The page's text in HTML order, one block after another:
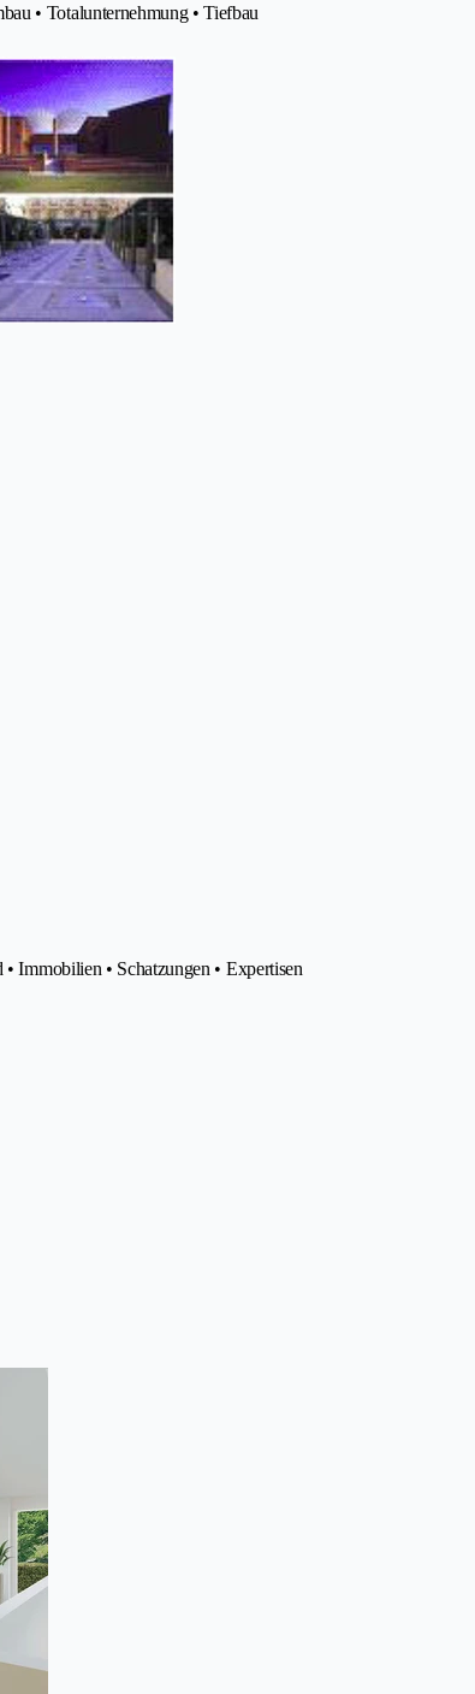
• Totalunternehmung • Tiefbau
Immobilien • Schatzungen • Expertisen